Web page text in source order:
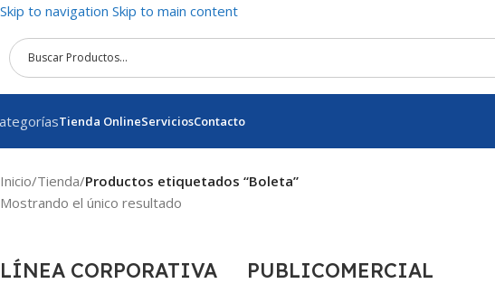
Skip to navigation Skip to main content
Tienda OnlineServiciosContacto
Inicio/Tienda/Productos etiquetados “Boleta”
Mostrando el único resultado
LÍNEA CORPORATIVA PUBLICOMERCIAL